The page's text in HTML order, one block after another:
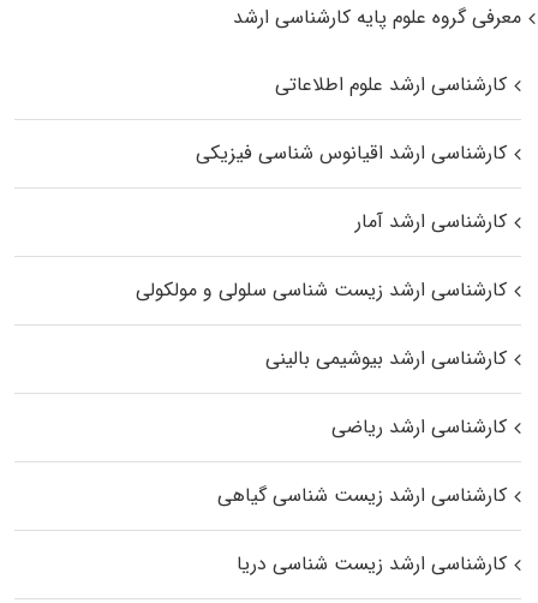
معرفی گروه علوم پایه کارشناسی ارشد
کارشناسی ارشد علوم اطلاعاتی
کارشناسی ارشد اقیانوس‌ شناسی فیزیکی
کارشناسی ارشد آمار
کارشناسی ارشد زیست شناسی سلولی و مولکولی
کارشناسی ارشد بیوشیمی بالینی
کارشناسی ارشد ریاضی
کارشناسی ارشد زیست‌ شناسی گیاهی
کارشناسی ارشد زیست‌ شناسی دریا